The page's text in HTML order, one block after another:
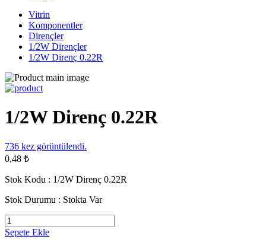
Vitrin
Komponentler
Dirençler
1/2W Dirençler
1/2W Direnç 0.22R
1/2W Direnç 0.22R
736 kez görüntülendi.
0,48 ₺
Stok Kodu : 1/2W Direnç 0.22R
Stok Durumu : Stokta Var
Sepete Ekle